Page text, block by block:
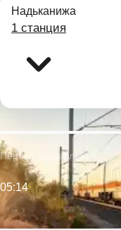
Надьканижа
1 станция
Первое отправление:
05:14